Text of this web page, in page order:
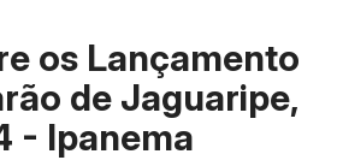
os Lançamento
de Jaguaripe,
- Ipanema